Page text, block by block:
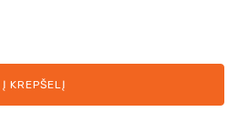
Į KREPŠELĮ